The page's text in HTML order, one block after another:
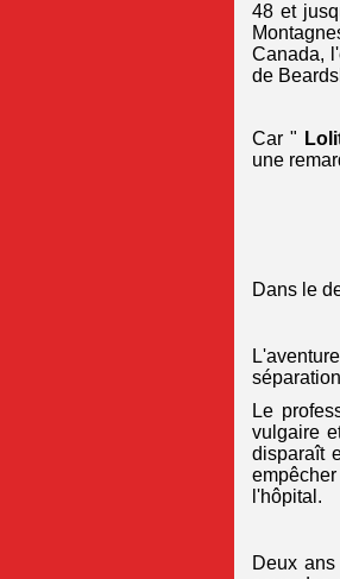
48 et
Canada,
de
Car "
une
Dans le
Le
vulgaire
disparaît
l'hôpital.
Deux